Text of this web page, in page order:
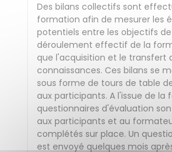
Des bilans collectifs sont
formation afin de mesurer les
potentiels entre les objectifs
déroulement effectif de la
que l'acquisition et le transfert
connaissances. Ces bilans se
sous forme de tours de table
aux participants. A l'issue de la
questionnaires d'évaluation
aux participants et au
complétés sur place. Un
est envoyé quelques mois